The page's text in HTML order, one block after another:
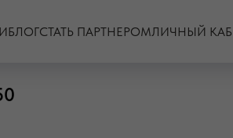
БЛОГСТАТЬ ПАРТНЕРОМЛИЧНЫЙ